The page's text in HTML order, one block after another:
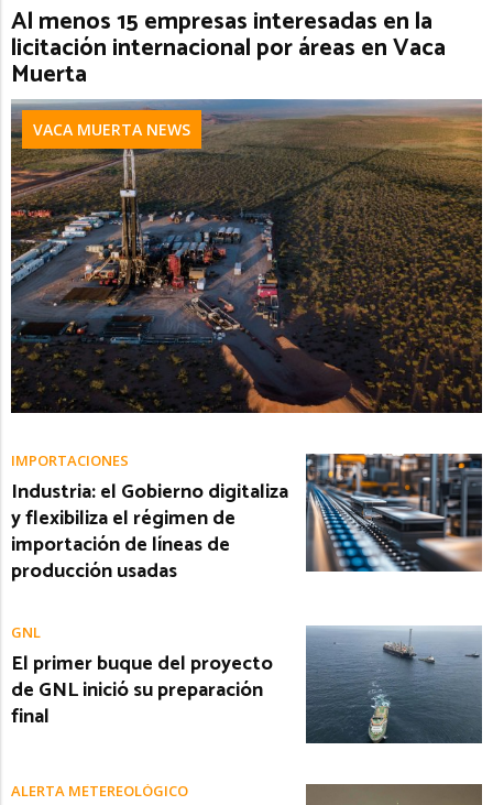
Al menos 15 empresas interesadas en la
licitación internacional por áreas en Vaca
Muerta
VACA MUERTA NEWS
IMPORTACIONES
Industria: el Gobierno digitaliza
y flexibiliza el régimen de
importación de líneas de
producción usadas
GNL
El primer buque del proyecto
de GNL inició su preparación
final
ALERTA METEREOLÓGICO